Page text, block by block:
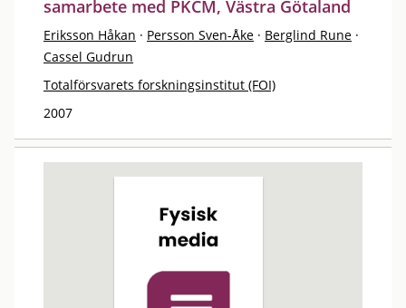
samarbete med PKCM, Västra Götaland
Eriksson Håkan · Persson Sven-Åke · Berglind Rune ·
Cassel Gudrun
Totalförsvarets forskningsinstitut (FOI)
2007